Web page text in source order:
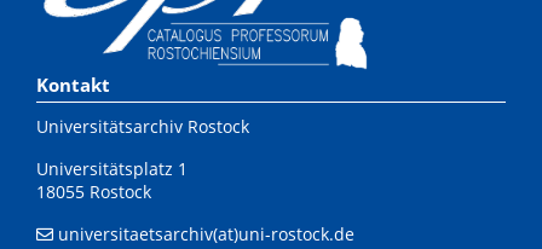
Kontakt
Universitätsarchiv Rostock
Universitätsplatz 1
18055 Rostock
universitaetsarchiv(at)uni-rostock.de